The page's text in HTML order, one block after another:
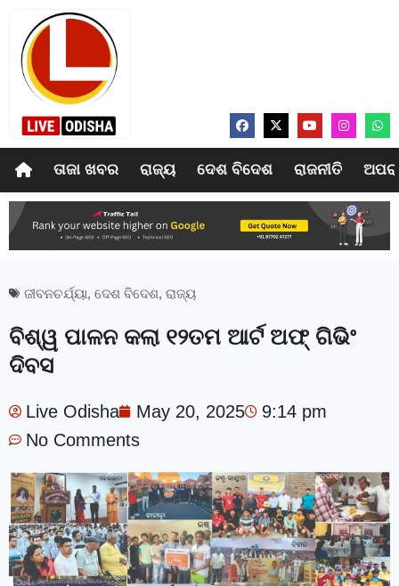
ତାଜା ଖବର ରାଜ୍ୟ ଦେଶ ବିଦେଶ ରାଜନୀତି
ଜୀବନଚର୍ଯ୍ୟା, ଦେଶ ବିଦେଶ, ରାଜ୍ୟ
ବିଶ୍ୱ ପାଳନ କଲା ୧୨ତମ ଆର୍ଟ ଅଫ୍‍ ଗିଭିଂ
ଦିବସ
Live Odisha May 20, 2025
9:14 pm
No Comments